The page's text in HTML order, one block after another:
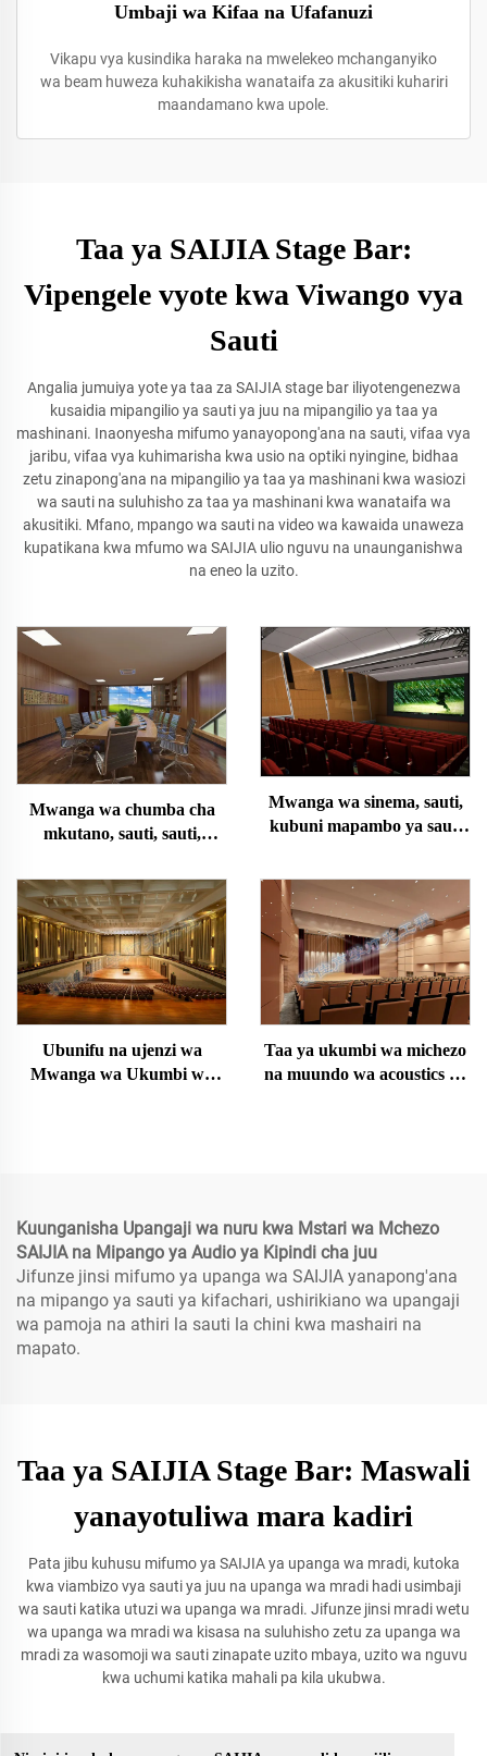
Umbaji wa Kifaa na Ufafanuzi
Vikapu vya kusindika haraka na mwelekeo mchanganyiko
wa beam huweza kuhakikisha wanataifa za akusitiki kuhariri
maandamano kwa upole.
Taa ya SAIJIA Stage Bar:
Vipengele vyote kwa Viwango vya
Sauti
Angalia jumuiya yote ya taa za SAIJIA stage bar iliyotengenezwa
kusaidia mipangilio ya sauti ya juu na mipangilio ya taa ya
mashinani. Inaonyesha mifumo yanayopong'ana na sauti, vifaa vya
jaribu, vifaa vya kuhimarisha kwa usio na optiki nyingine, bidhaa
zetu zinapong'ana na mipangilio ya taa ya mashinani kwa wasiozi
wa sauti na suluhisho za taa ya mashinani kwa wanataifa wa
akusitiki. Mfano, mpango wa sauti na video wa kawaida unaweza
kupatikana kwa mfumo wa SAIJIA ulio nguvu na unaunganishwa
na eneo la uzito.
Mwanga wa chumba cha
mkutano, sauti, sauti,
ufungaji
Mwanga wa sinema, sauti,
kubuni mapambo ya sauti
Ubunifu na ujenzi wa
Mwanga wa Ukumbi wa
Taa ya ukumbi wa michezo
na muundo wa acoustics na
Kuunganisha Upangaji wa nuru kwa Mstari wa Mchezo
SAIJIA na Mipango ya Audio ya Kipindi cha juu
Jifunze jinsi mifumo ya upanga wa SAIJIA yanapong'ana
na mipango ya sauti ya kifachari, ushirikiano wa upangaji
wa pamoja na athiri la sauti la chini kwa mashairi na
mapato.
Taa ya SAIJIA Stage Bar: Maswali
yanayotuliwa mara kadiri
Pata jibu kuhusu mifumo ya SAIJIA ya upanga wa mradi, kutoka
kwa viambizo vya sauti ya juu na upanga wa mradi hadi usimbaji
wa sauti katika utuzi wa upanga wa mradi. Jifunze jinsi mradi wetu
wa upanga wa mradi wa kisasa na suluhisho zetu za upanga wa
mradi za wasomoji wa sauti zinapate uzito mbaya, uzito wa nguvu
kwa uchumi katika mahali pa kila ukubwa.